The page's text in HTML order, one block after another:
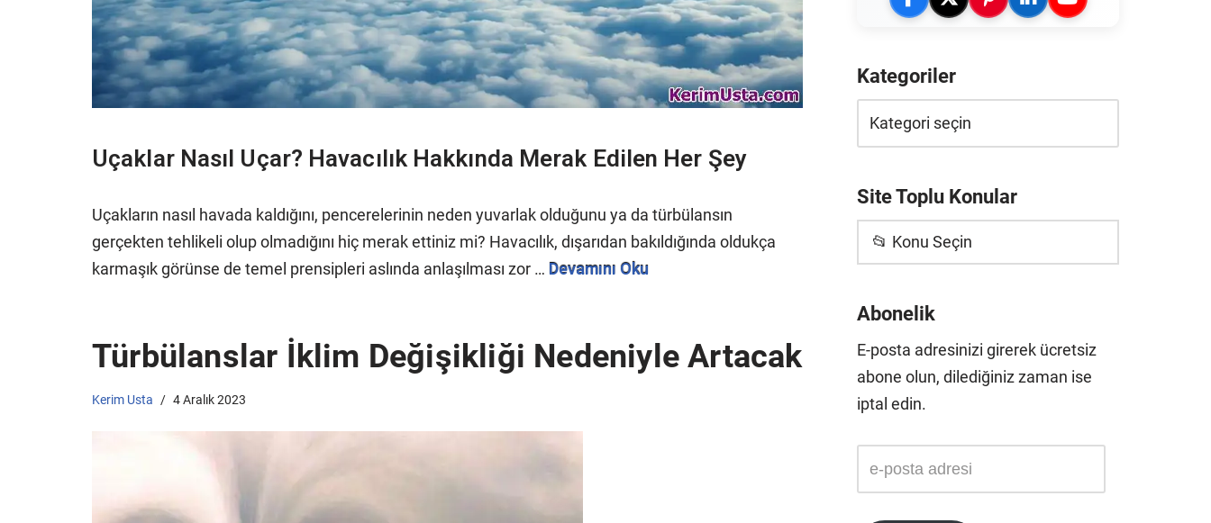
Uçaklar Nasıl Uçar? Havacılık Hakkında Merak Edilen Her Şey
Uçakların nasıl havada kaldığını, pencerelerinin neden yuvarlak olduğunu ya da türbülansın
gerçekten tehlikeli olup olmadığını hiç merak ettiniz mi? Havacılık, dışarıdan bakıldığında oldukça
karmaşık görünse de temel prensipleri aslında anlaşılması zor … Devamını Oku
Türbülanslar İklim Değişikliği Nedeniyle Artacak
Kerim Usta 4 Aralık 2023
Kategoriler
Site Toplu Konular
📂 Konu Seçin
Abonelik
E-posta adresinizi girerek ücretsiz
abone olun, dilediğiniz zaman ise
iptal edin.